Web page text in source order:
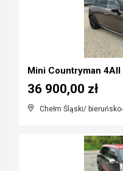
Mini Countryman 4All
Chełm Śląski/
36 900,00 zł